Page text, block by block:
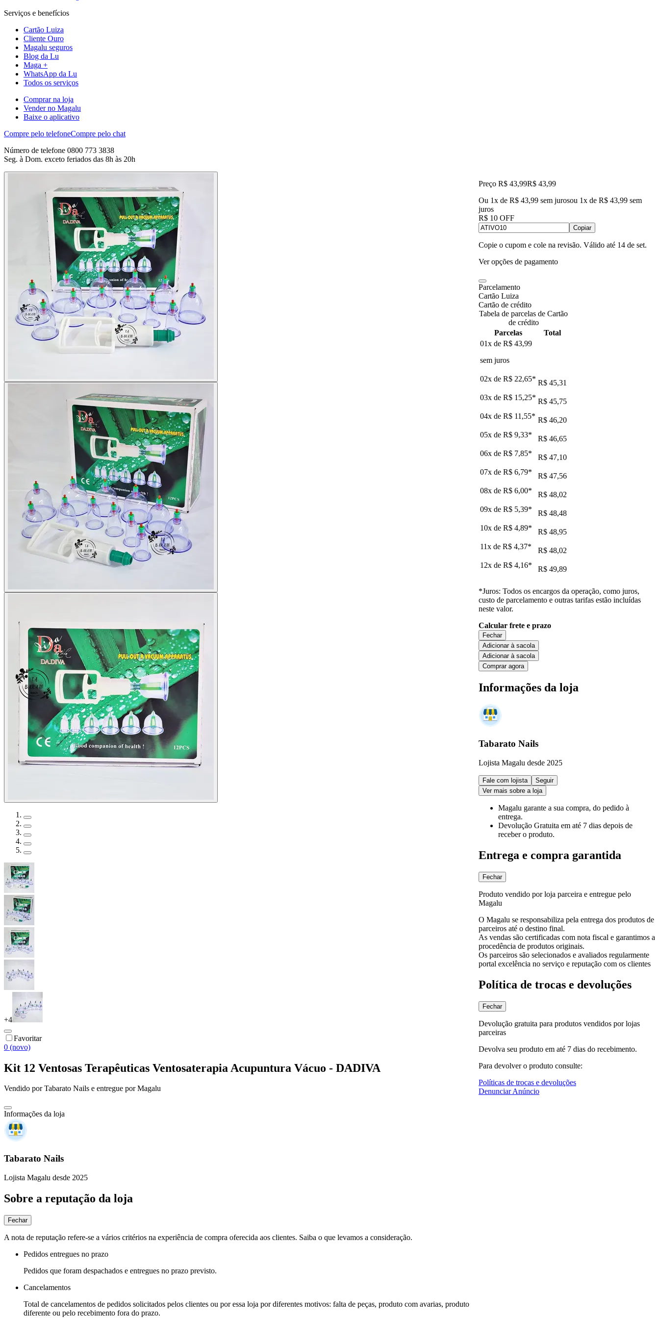
Serviços e benefícios
Cartão Luiza
Cliente Ouro
Magalu seguros
Blog da Lu
Maga +
WhatsApp da Lu
Todos os serviços
Comprar na loja
Vender no Magalu
Baixe o aplicativo
Compre pelo telefoneCompre pelo chat
Número de telefone 0800 773 3838
Seg. à Dom. exceto feriados das 8h às 20h
+4
Favoritar
0 (novo)
Kit 12 Ventosas Terapêuticas Ventosaterapia Acupuntura Vácuo - DADIVA
Vendido porTabarato Nails e entregue por Magalu
Informações da loja
Tabarato Nails
Lojista Magalu desde 2025
Sobre a reputação da loja
Fechar
A nota de reputação refere-se a vários critérios na experiência de compra oferecida aos clientes. Saiba o que levamos a consideração.
Pedidos entregues no prazo
Pedidos que foram despachados e entregues no prazo previsto.
Cancelamentos
Total de cancelamentos de pedidos solicitados pelos clientes ou por essa loja por diferentes motivos: falta de peças, produto com avarias, produto
diferente ou pelo recebimento fora do prazo.
Preço R$ 43,99R$ 43,99
Ou 1x de R$ 43,99 sem jurosou 1x de R$ 43,99 sem
juros
R$ 10 OFF
Copiar
Copie o cupom e cole na revisão. Válido até 14 de set.
Ver opções de pagamento
Parcelamento
Cartão Luiza
Cartão de crédito
Tabela de parcelas de Cartão
de crédito
Parcelas
Total
01x de R$ 43,99
sem juros
02x de R$ 22,65* R$ 45,31
03x de R$ 15,25* R$ 45,75
04x de R$ 11,55* R$ 46,20
05x de R$ 9,33*
R$ 46,65
06x de R$ 7,85*
R$ 47,10
07x de R$ 6,79*
R$ 47,56
08x de R$ 6,00*
R$ 48,02
09x de R$ 5,39*
R$ 48,48
10x de R$ 4,89*
R$ 48,95
11x de R$ 4,37*
R$ 48,02
12x de R$ 4,16* R$ 49,89
*Juros: Todos os encargos da operação, como juros,
custo de parcelamento e outras tarifas estão incluídas
neste valor.
Calcular frete e prazo
Fechar
Adicionar à sacola
Adicionar à sacola
Comprar agora
Informações da loja
Tabarato Nails
Lojista Magalu desde 2025
Fale com lojista
Seguir
Ver mais sobre a loja
Magalu garante a sua compra, do pedido à
entrega.
Devolução Gratuita em até 7 dias depois de
receber o produto.
Entrega e compra garantida
Fechar
Produto vendido por loja parceira e entregue pelo
Magalu
O Magalu se responsabiliza pela entrega dos produtos de
parceiros até o destino final.
As vendas são certificadas com nota fiscal e garantimos a
procedência de produtos originais.
Os parceiros são selecionados e avaliados regularmente
portal excelência no serviço e reputação com os clientes
Política de trocas e devoluções
Fechar
Devolução gratuita para produtos vendidos por lojas
parceiras
Devolva seu produto em até 7 dias do recebimento.
Para devolver o produto consulte:
Políticas de trocas e devoluções
Denunciar Anúncio